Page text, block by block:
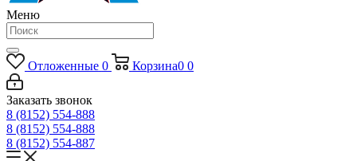
Меню
Отложенные 0 Корзина0 0
Заказать звонок
8 (8152) 554-888
8 (8152) 554-888
8 (8152) 554-887